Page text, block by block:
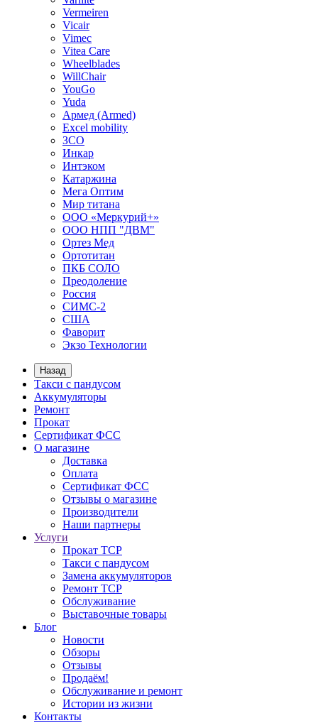
Vermeiren
Vicair
Vimec
Vitea Care
Wheelblades
WillChair
YouGo
Yuda
Армед (Armed)
Еxcel mobility
ЗСО
Инкар
Интэком
Катаржина
Мега Оптим
Мир титана
ООО «Меркурий+»
ООО НПП "ДВМ"
Ортез Мед
Ортотитан
ПКБ СОЛО
Преодоление
Россия
СИМС-2
США
Фаворит
Экзо Технологии
Назад
Такси с пандусом
Аккумуляторы
Ремонт
Прокат
Сертификат ФСС
О магазине
Доставка
Оплата
Сертификат ФСС
Отзывы о магазине
Производители
Наши партнеры
Услуги
Прокат ТСР
Такси с пандусом
Замена аккумуляторов
Ремонт ТСР
Обслуживание
Выставочные товары
Блог
Новости
Обзоры
Отзывы
Продаём!
Обслуживание и ремонт
Истории из жизни
Контакты